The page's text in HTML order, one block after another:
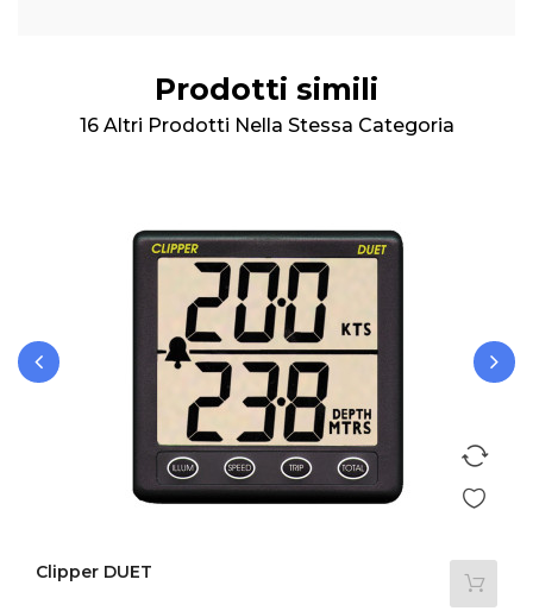
Prodotti simili
16 Altri Prodotti Nella Stessa Categoria
Clipper DUET